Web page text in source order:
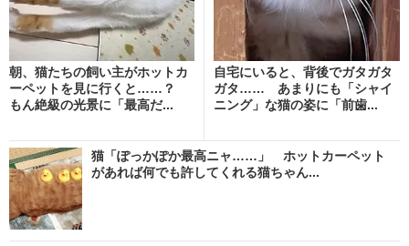
朝、猫たちの飼い主がホットカ
ーペットを見に行くと……？
もん絶級の光景に「最高だ...
自宅にいると、背後でガタガタ
ガタ…… あまりにも「シャイ
ニング」な猫の姿に「前歯...
猫「ぽっかぽか最高ニャ……」 ホットカーペット
があれば何でも許してくれる猫ちゃん...